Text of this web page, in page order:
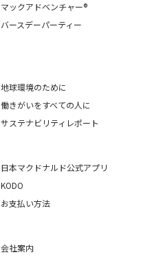
マックアドベンチャー®
バースデーパーティー
地球環境のために
働きがいをすべての人に
サステナビリティレポート
日本マクドナルド公式アプリ
KODO
お支払い方法
会社案内